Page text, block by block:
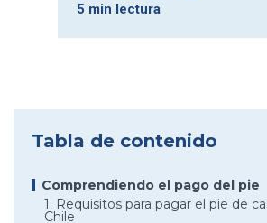
5 min lectura
Tabla de contenido
Comprendiendo el pago del pie
1. Requisitos para pagar el pie de
Chile